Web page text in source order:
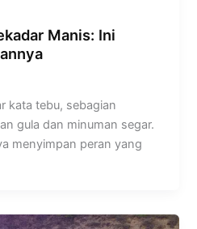
Manis: Ini
kata tebu, sebagian
gula dan minuman segar.
menyimpan peran yang